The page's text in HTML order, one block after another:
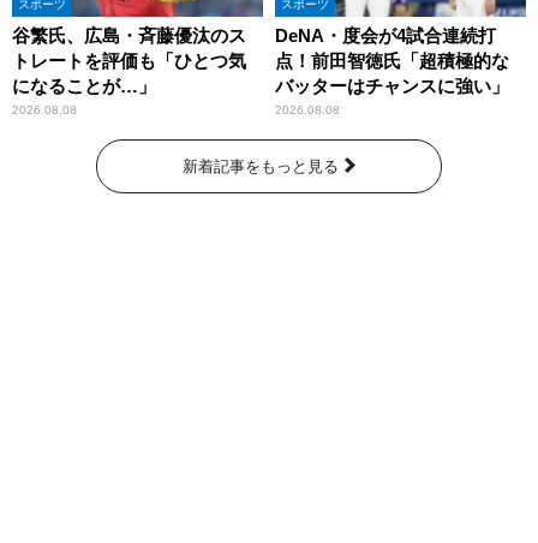
スポーツ
谷繁氏、広島・斉藤優汰のス
トレートを評価も「ひとつ気
になることが…」
2026.08.08
スポーツ
DeNA・度会が4試合連続打
点！前田智徳氏「超積極的な
バッターはチャンスに強い」
2026.08.08
新着記事をもっと見る